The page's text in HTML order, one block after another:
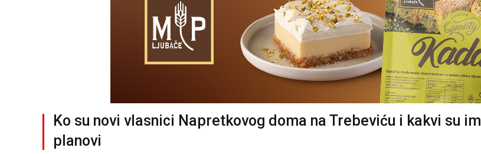
Ko su novi vlasnici Napretkovog doma na Trebeviću i kakvi su im
planovi